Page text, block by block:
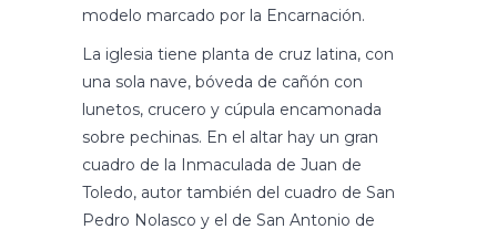
modelo marcado por la Encarnación.
La iglesia tiene planta de cruz latina, con
una sola nave, bóveda de cañón con
lunetos, crucero y cúpula encamonada
sobre pechinas. En el altar hay un gran
cuadro de la Inmaculada de Juan de
Toledo, autor también del cuadro de San
Pedro Nolasco y el de San Antonio de